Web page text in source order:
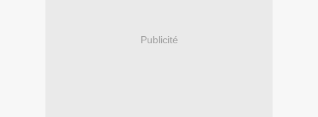
Publicité